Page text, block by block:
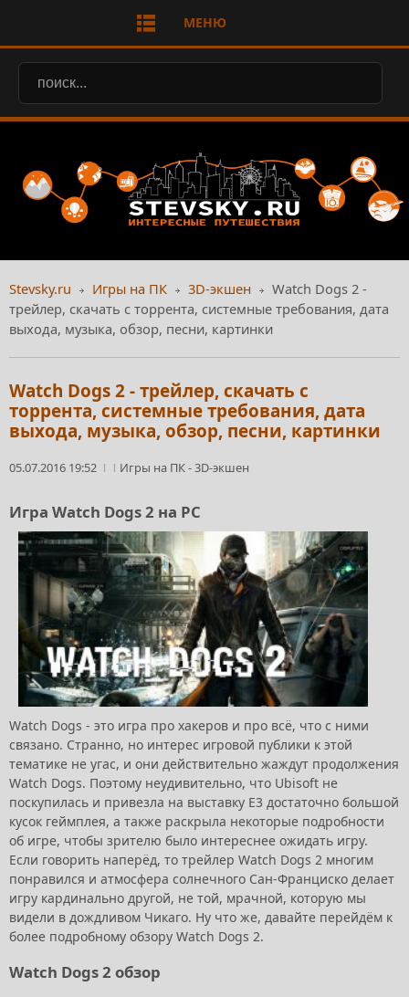
МЕНЮ
Stevsky.ru Игры на ПК 3D-экшен
Watch Dogs 2 -
трейлер, скачать с торрента, системные требования, дата
выхода, музыка, обзор, песни, картинки
Watch Dogs 2 - трейлер, скачать с
торрента, системные требования, дата
выхода, музыка, обзор, песни, картинки
05.07.2016 19:52 Игры на ПК-3D-экшен
Игра Watch Dogs 2 на PC
Watch Dogs - это игра про хакеров и про всё, что с ними
связано. Странно, но интерес игровой публики к этой
тематике не угас, и они действительно жаждут продолжения
Watch Dogs. Поэтому неудивительно, что Ubisoft не
поскупилась и привезла на выставку E3 достаточно большой
кусок геймплея, а также раскрыла некоторые подробности
об игре, чтобы зрителю было интереснее ожидать игру.
Если говорить наперёд, то трейлер Watch Dogs 2 многим
понравился и атмосфера солнечного Сан-Франциско делает
игру кардинально другой, не той, мрачной, которую мы
видели в дождливом Чикаго. Ну что же, давайте перейдём к
более подробному обзору Watch Dogs 2.
Watch Dogs 2 обзор